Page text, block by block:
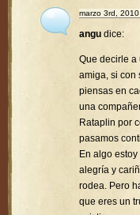
marzo 3rd,
angu dice:
Que decirle a
amiga, si con
piensas en
una
Rataplin por
pasamos
En algo
alegría y
rodea. Pero
que eres un